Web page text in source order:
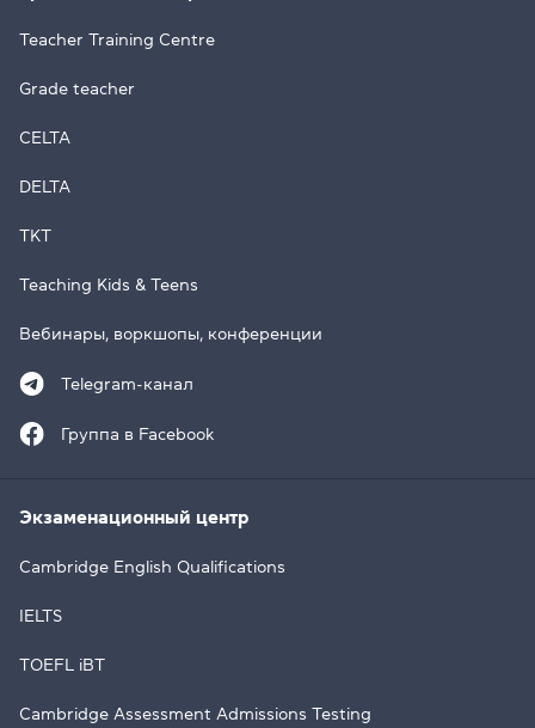
Teacher Training Centre
Grade teacher
CELTA
DELTA
TKT
Teaching Kids & Teens
Вебинары, воркшопы, конференции
Telegram-канал
Группа в Facebook
Экзаменационный центр
Cambridge English Qualifications
IELTS
TOEFL iBT
Cambridge Assessment Admissions Testing